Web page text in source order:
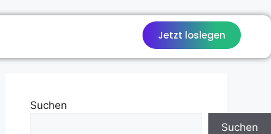
Jetzt loslegen
Suchen
Suchen